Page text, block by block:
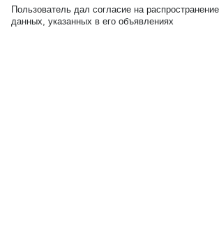
Пользователь дал согласие на
данных, указанных в его объявлениях